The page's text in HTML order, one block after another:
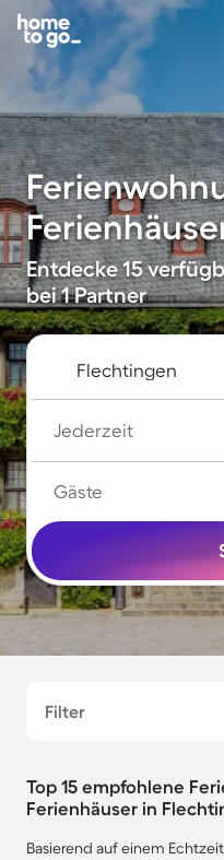
Entdecke 15
bei 1 Partner
Jederzeit
Gäste
Filter
Top 15 empfohlene
Ferienhäuser in
Basierend auf einem